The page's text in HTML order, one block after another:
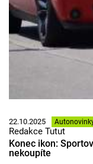
22.10.2025
Redakce Tutut
Konec ikon:
nekoupíte